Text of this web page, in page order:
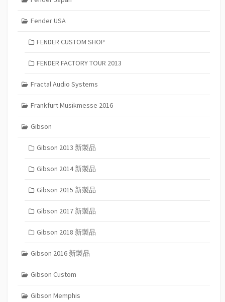
Fender USA
FENDER CUSTOM SHOP
FENDER FACTORY TOUR 2013
Fractal Audio Systems
Frankfurt Musikmesse 2016
Gibson
Gibson 2013 新製品
Gibson 2014 新製品
Gibson 2015 新製品
Gibson 2017 新製品
Gibson 2018 新製品
Gibson 2016 新製品
Gibson Custom
Gibson Memphis